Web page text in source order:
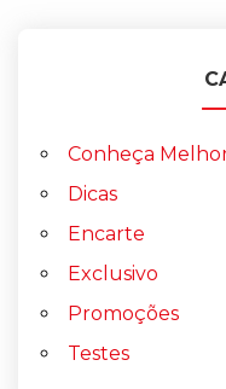
Conheça
Dicas
Encarte
Exclusivo
Promoções
Testes